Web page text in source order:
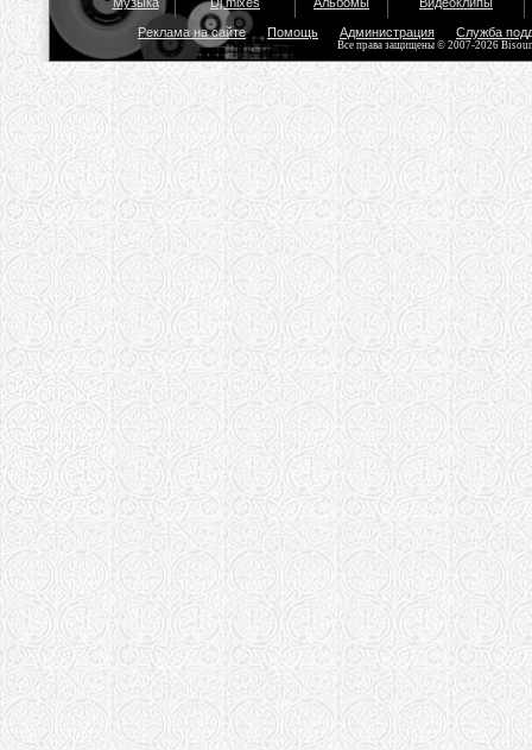
Реклама на сайте Помощь Администрация Служба
Все права защищены © 2007-2026